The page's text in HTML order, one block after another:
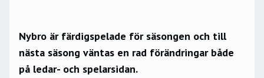
Nybro är färdigspelade för säsongen och till
nästa säsong väntas en rad förändringar både
på ledar- och spelarsidan.